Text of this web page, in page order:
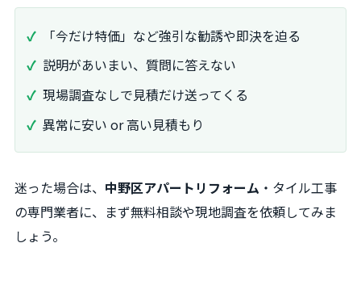
「今だけ特価」など強引な勧誘や即決を迫る
説明があいまい、質問に答えない
現場調査なしで見積だけ送ってくる
異常に安い or 高い見積もり
迷った場合は、 中野区アパートリフォーム ・タイル工事
の専門業者に、まず無料相談や現地調査を依頼してみま
しょう。